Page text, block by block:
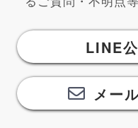
LINE
メー